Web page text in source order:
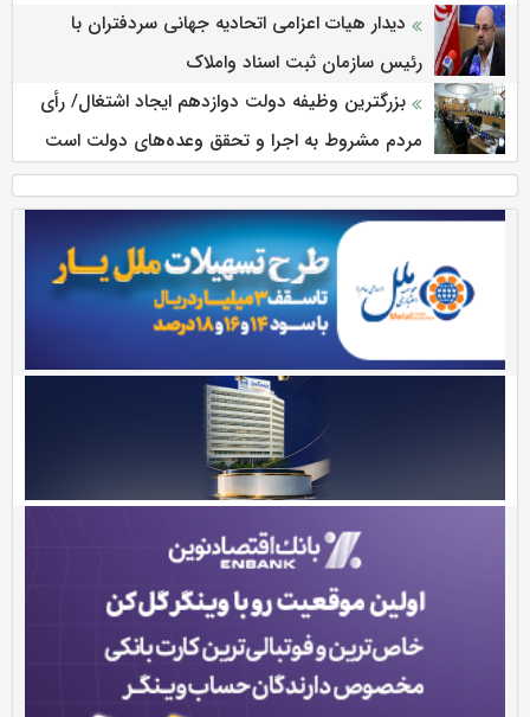
دیدار هیات اعزامی اتحادیه جهانی سردفتران با
رئیس سازمان ثبت اسناد واملاک
بزرگترین وظیفه دولت دوازدهم ایجاد اشتغال/ رأی
مردم مشروط به اجرا و تحقق وعده‌های دولت است